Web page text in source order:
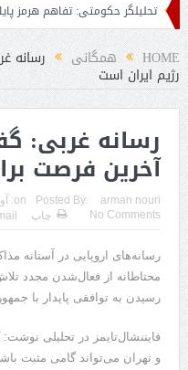
حکومتی: تفاهم هرمز پایان
HOME همگانی رسانه
رژیم ایران است
رسانه غربی:
آخرین فرصت
Posted By: arman nouri
on:
No Comments
چاپ
رسانه‌های اروپایی در آستانه
محتاطانه از فعال‌شدن مجدد
رسیدن به توافقی پایدار با
فایننشال‌تایمز در تحلیلی
و تهران می‌تواند گامی مثبت